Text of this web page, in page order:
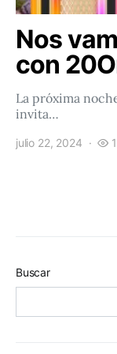
Nos
con
La próxima
invita…
julio 22, 2024
Buscar